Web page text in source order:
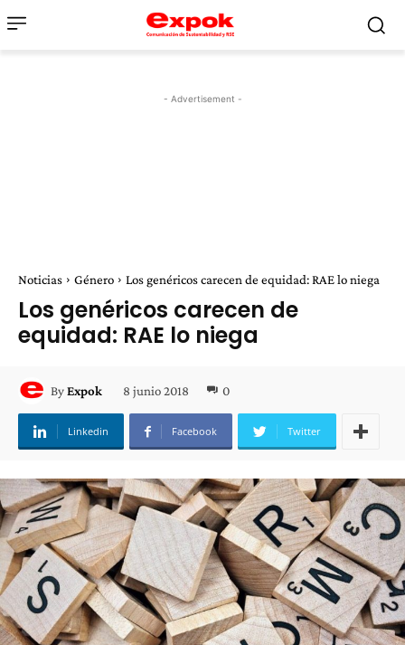
- Advertisement -
Noticias Género Los genéricos carecen de equidad: RAE lo niega
Los genéricos carecen de
equidad: RAE lo niega
ByExpok 8 junio 2018 0
Linkedin Facebook Twitter